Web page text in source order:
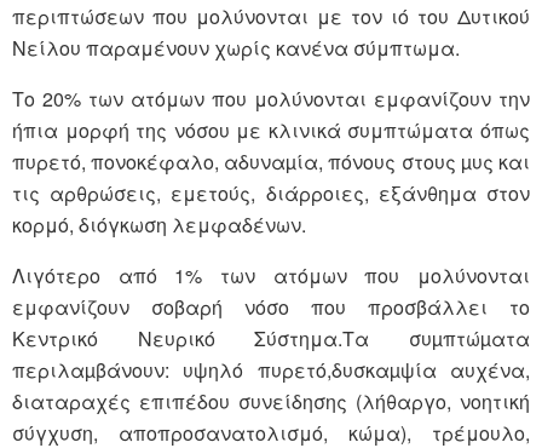
περιπτώσεων που μολύνονται με τον ιό του Δυτικού
Νείλου παραμένουν χωρίς κανένα σύμπτωμα.
Το 20% των ατόμων που μολύνονται εμφανίζουν την
ήπια μορφή της νόσου με κλινικά συμπτώματα όπως
πυρετό, πονοκέφαλο, αδυναµία, πόνους στους µυς και
τις αρθρώσεις, εμετούς, διάρροιες, εξάνθημα στον
κορμό, διόγκωση λεμφαδένων.
Λιγότερο από 1% των ατόμων που μολύνονται
εμφανίζουν σοβαρή νόσο που προσβάλλει το
Κεντρικό Νευρικό Σύστημα.Τα συµπτώµατα
περιλαµβάνουν: υψηλό πυρετό,δυσκαµψία αυχένα,
διαταραχές επιπέδου συνείδησης (λήθαργο, νοητική
σύγχυση, αποπροσανατολισμό, κώμα), τρέμουλο,